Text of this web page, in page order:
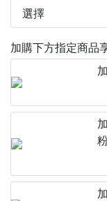
選擇
加購下方指定商品